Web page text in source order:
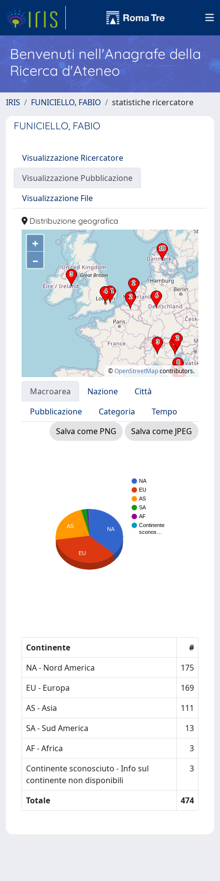
Benvenuti nell'Anagrafe della
Ricerca d'Ateneo
IRIS FUNICIELLO, FABIO statistiche ricercatore
FUNICIELLO, FABIO
Visualizzazione Ricercatore
Visualizzazione Pubblicazione
Visualizzazione File
Distribuzione geografica
+
–
©OpenStreetMapcontributors.
Macroarea Nazione
Città
Pubblicazione
Categoria
Tempo
Salva come PNG
Salva come JPEG
NA
EU
AS
SA
AF
Continente
sconos…
NA
AS
EU
Continente
#
NA - Nord America
175
EU - Europa
169
AS - Asia
111
SA - Sud America
13
AF - Africa
3
Continente sconosciuto - Info sul
continente non disponibili
3
Totale 474